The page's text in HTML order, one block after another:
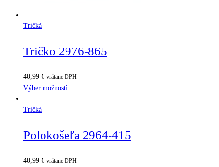
Tričká
Tričko 2976-865
40,99 € vrátane DPH
Výber možností
Tričká
Polokošeľa 2964-415
40,99 € vrátane DPH